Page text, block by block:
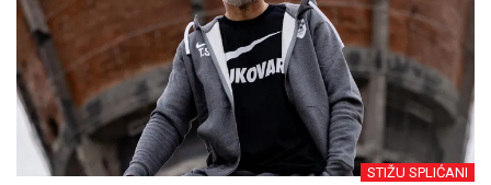
STIŽU SPLIĆANI